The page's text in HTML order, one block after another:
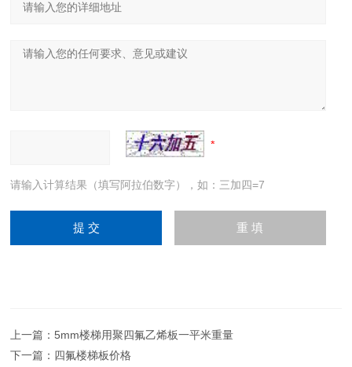
请输入计算结果（填写阿拉伯数字），如：三加四=7
上一篇：5mm楼梯用聚四氟乙烯板一平米重量
下一篇： 四氟楼梯板价格